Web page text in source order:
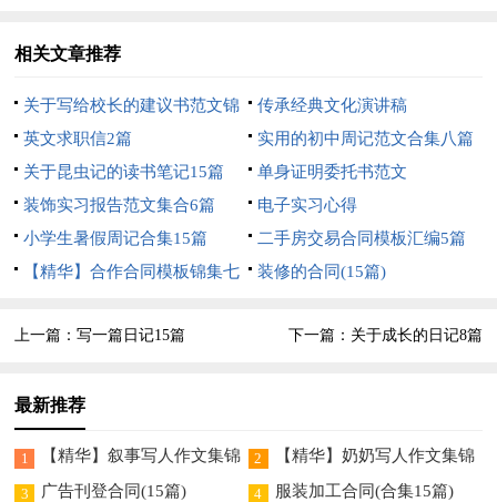
相关文章推荐
关于写给校长的建议书范文锦
集10篇
传承经典文化演讲稿
英文求职信2篇
实用的初中周记范文合集八篇
关于昆虫记的读书笔记15篇
单身证明委托书范文
装饰实习报告范文集合6篇
电子实习心得
小学生暑假周记合集15篇
二手房交易合同模板汇编5篇
【精华】合作合同模板锦集七
装修的合同(15篇)
上一篇：写一篇日记15篇 下一篇： 关于成长的日记8篇
最新推荐
1
【精华】叙事写人作文集锦
9篇
2
【精华】奶奶写人作文集锦
8篇
3 广告刊登合同(15篇) 4 服装加工合同(合集15篇)